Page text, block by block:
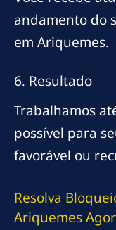
andamento do
em Ariquemes.
6. Resultado
Trabalhamos
possível para
favorável ou
Resolva
Ariquemes